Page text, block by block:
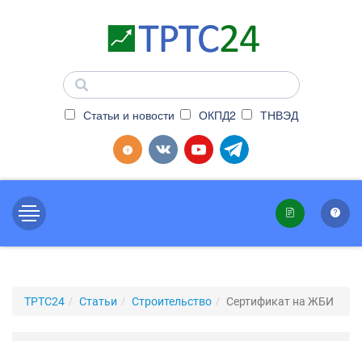
Статьи и новости ОКПД2 ТНВЭД
ТРТС24 Статьи Строительство Сертификат на ЖБИ